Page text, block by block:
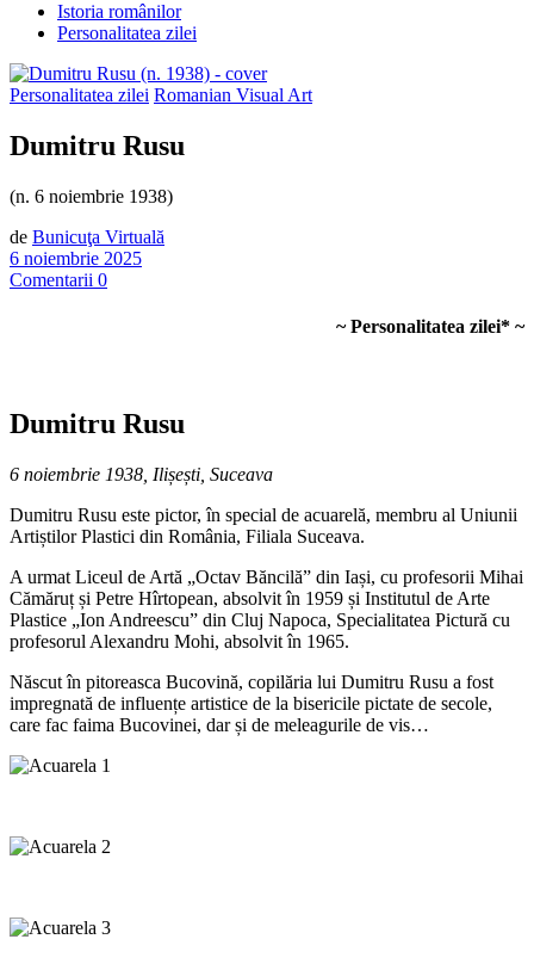
Istoria românilor
Personalitatea zilei
Personalitatea zilei Romanian Visual Art
Dumitru Rusu
(n. 6 noiembrie 1938)
de Bunicuţa Virtuală
6 noiembrie 2025
Comentarii 0
~ Personalitatea zilei* ~
Dumitru Rusu
6 noiembrie 1938, Ilișești, Suceava
Dumitru Rusu este pictor, în special de acuarelă, membru al Uniunii
Artiștilor Plastici din România, Filiala Suceava.
A urmat Liceul de Artă „Octav Băncilă” din Iași, cu profesorii Mihai
Cămăruț și Petre Hîrtopean, absolvit în 1959 și Institutul de Arte
Plastice „Ion Andreescu” din Cluj Napoca, Specialitatea Pictură cu
profesorul Alexandru Mohi, absolvit în 1965.
Născut în pitoreasca Bucovină, copilăria lui Dumitru Rusu a fost
impregnată de influențe artistice de la bisericile pictate de secole,
care fac faima Bucovinei, dar și de meleagurile de vis…